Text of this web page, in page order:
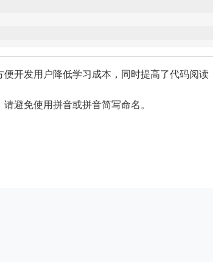
开发用户降低学习成本，同时提高了代码阅读
避免使用拼音或拼音简写命名。